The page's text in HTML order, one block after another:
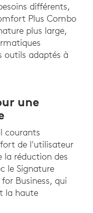
différents,
Plus Combo
plus large,
outils adaptés à
une
courants
de l'utilisateur
la réduction des
le Signature
Business, qui
la haute